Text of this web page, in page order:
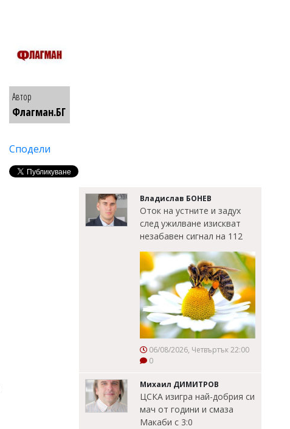
Автор
Флагман.БГ
Сподели
Владислав БОНЕВ
Оток на устните и задух
след ужилване изискват
незабавен сигнал на 112
06/08/2026, Четвъртък 22:00
0
Михаил ДИМИТРОВ
ЦСКА изигра най-добрия си
мач от години и смаза
Макаби с 3:0